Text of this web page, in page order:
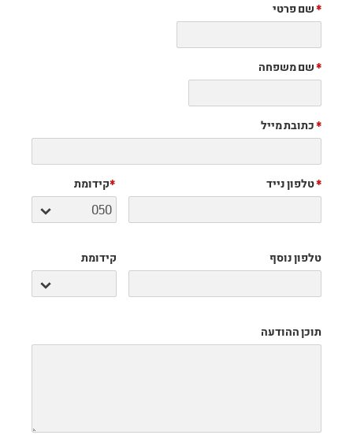
*שם פרטי
*שם משפחה
*כתובת מייל
*טלפון נייד *קידומת
טלפון נוסף קידומת
תוכן ההודעה